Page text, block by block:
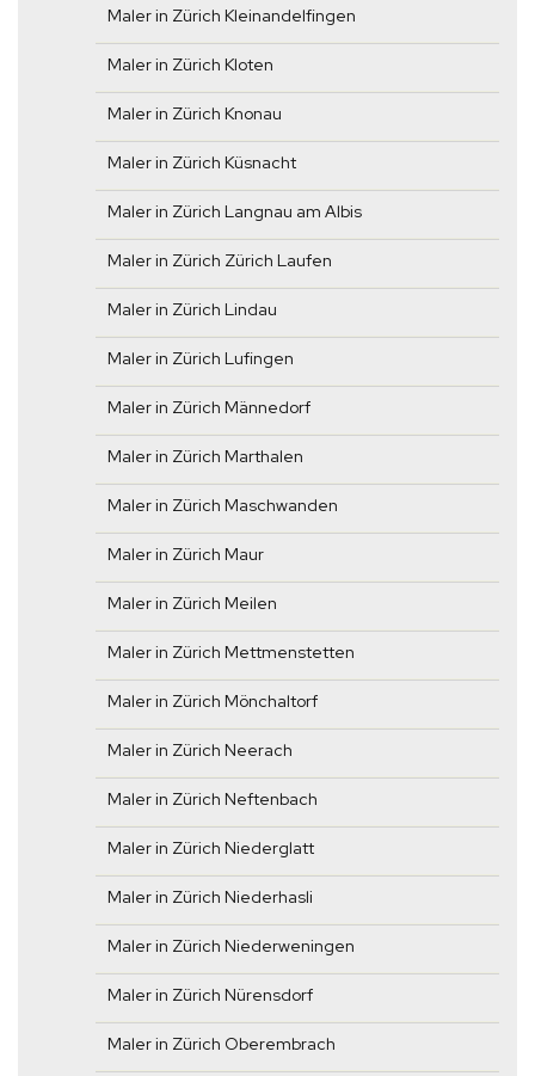
Maler in Zürich Kleinandelfingen
Maler in Zürich Kloten
Maler in Zürich Knonau
Maler in Zürich Küsnacht
Maler in Zürich Langnau am Albis
Maler in Zürich Zürich Laufen
Maler in Zürich Lindau
Maler in Zürich Lufingen
Maler in Zürich Männedorf
Maler in Zürich Marthalen
Maler in Zürich Maschwanden
Maler in Zürich Maur
Maler in Zürich Meilen
Maler in Zürich Mettmenstetten
Maler in Zürich Mönchaltorf
Maler in Zürich Neerach
Maler in Zürich Neftenbach
Maler in Zürich Niederglatt
Maler in Zürich Niederhasli
Maler in Zürich Niederweningen
Maler in Zürich Nürensdorf
Maler in Zürich Oberembrach